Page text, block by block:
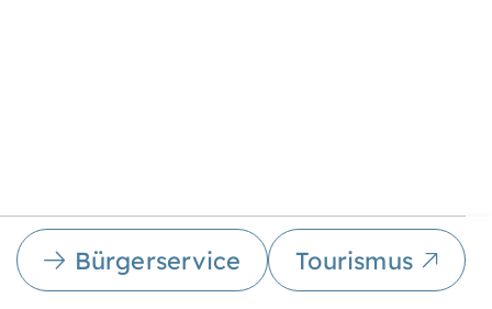
Bürgerservice Tourismus